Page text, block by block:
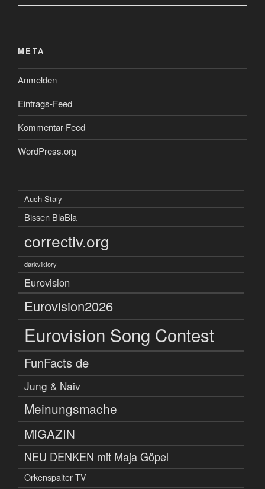
META
Anmelden
Eintrags-Feed
Kommentar-Feed
WordPress.org
Auch Staiy
Bissen BlaBla
correctiv.org
darkviktory
Eurovision
Eurovision2026
Eurovision Song Contest
FunFacts de
Jung & Naiv
Meinungsmache
MiGAZIN
NEU DENKEN mit Maja Göpel
Orkenspalter TV